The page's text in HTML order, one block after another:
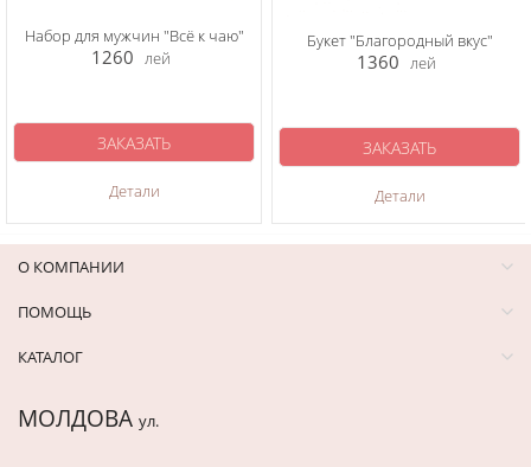
Набор для мужчин "Всё к чаю"
1260 лей
Детали
ЗАКАЗАТЬ
Букет "Благородный вкус"
1360 лей
Детали
ЗАКАЗАТЬ
О КОМПАНИИ
ПОМОЩЬ
КАТАЛОГ
МОЛДОВА ул.